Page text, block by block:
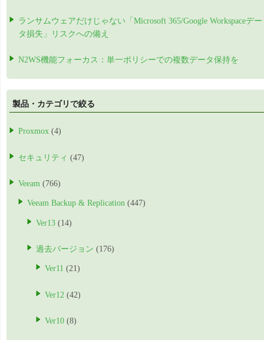
ランサムウェアだけじゃない「Microsoft 365/Google Workspaceデー
タ損失」リスクへの備え
N2WS機能フォーカス：単一ポリシーでの複数データ保持を
製品・カテゴリで絞る
Proxmox (4)
セキュリティ (47)
Veeam (766)
Veeam Backup & Replication (447)
Ver13 (14)
過去バージョン (176)
Ver11 (21)
Ver12 (42)
Ver10 (8)